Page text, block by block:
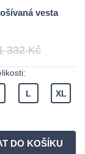
vesta
332 Kč
L XL